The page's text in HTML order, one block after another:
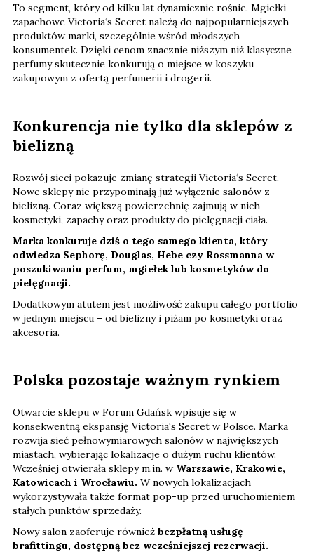
To segment, który od kilku lat dynamicznie rośnie. Mgiełki
zapachowe Victoria‘s Secret należą do najpopularniejszych
produktów marki, szczególnie wśród młodszych
konsumentek. Dzięki cenom znacznie niższym niż klasyczne
perfumy skutecznie konkurują o miejsce w koszyku
zakupowym z ofertą perfumerii i drogerii.
Konkurencja nie tylko dla sklepów z
bielizną
Rozwój sieci pokazuje zmianę strategii Victoria‘s Secret.
Nowe sklepy nie przypominają już wyłącznie salonów z
bielizną. Coraz większą powierzchnię zajmują w nich
kosmetyki, zapachy oraz produkty do pielęgnacji ciała.
Marka konkuruje dziś o tego samego klienta, który
odwiedza Sephorę, Douglas, Hebe czy Rossmanna w
poszukiwaniu perfum, mgiełek lub kosmetyków do
pielęgnacji.
Dodatkowym atutem jest możliwość zakupu całego portfolio
w jednym miejscu – od bielizny i piżam po kosmetyki oraz
akcesoria.
Polska pozostaje ważnym rynkiem
Otwarcie sklepu w Forum Gdańsk wpisuje się w
konsekwentną ekspansję Victoria‘s Secret w Polsce. Marka
rozwija sieć pełnowymiarowych salonów w największych
miastach, wybierając lokalizacje o dużym ruchu klientów.
Wcześniej otwierała sklepy m.in. w Warszawie, Krakowie,
Katowicach i Wrocławiu. W nowych lokalizacjach
wykorzystywała także format pop-up przed uruchomieniem
stałych punktów sprzedaży.
Nowy salon zaoferuje również bezpłatną usługę
brafittingu, dostępną bez wcześniejszej rezerwacji.